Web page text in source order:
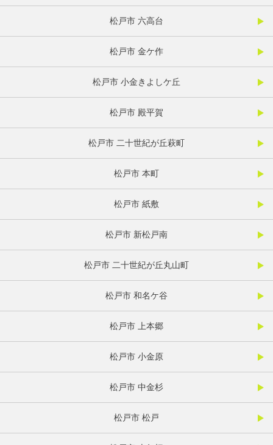
松戸市 六高台
松戸市 金ケ作
松戸市 小金きよしケ丘
松戸市 殿平賀
松戸市 二十世紀が丘萩町
松戸市 本町
松戸市 紙敷
松戸市 新松戸南
松戸市 二十世紀が丘丸山町
松戸市 和名ケ谷
松戸市 上本郷
松戸市 小金原
松戸市 中金杉
松戸市 松戸